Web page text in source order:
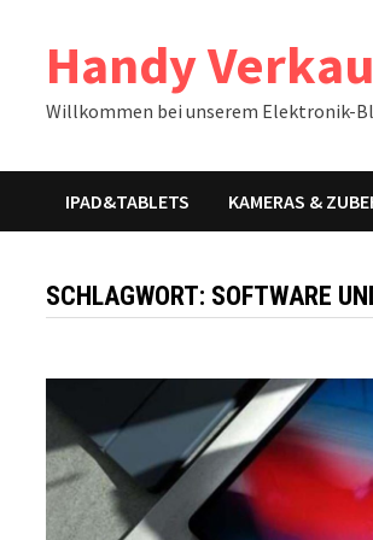
Inhalt
springenHandy
Willkommen bei unserem Elektronik-
IPAD&TABLETS KAMERAS &
SCHLAGWORT: SOFTWARE